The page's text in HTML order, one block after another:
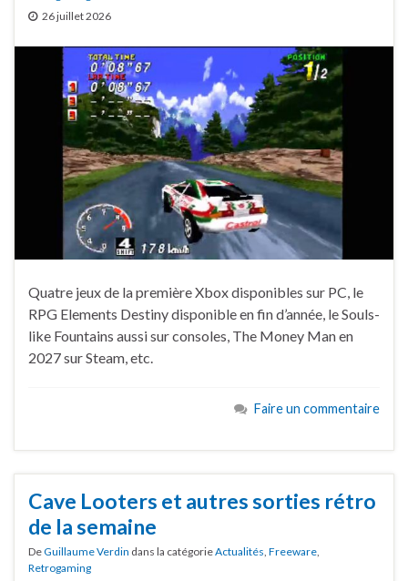
26 juillet 2026
Quatre jeux de la première Xbox disponibles sur PC, le
RPG Elements Destiny disponible en fin d’année, le Souls-
like Fountains aussi sur consoles, The Money Man en
2027 sur Steam, etc.
Faire un commentaire
Cave Looters et autres sorties rétro
de la semaine
DeGuillaume Verdin dans la catégorieActualités Freeware
Retrogaming